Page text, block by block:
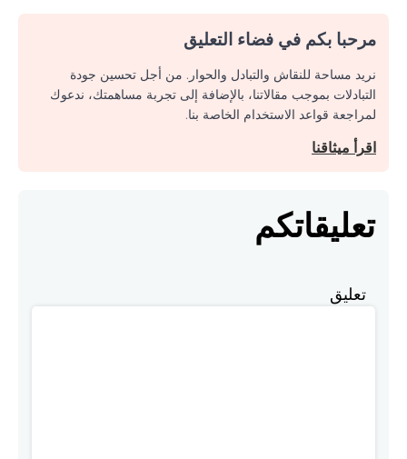
مرحبا بكم في فضاء التعليق
نريد مساحة للنقاش والتبادل والحوار. من أجل تحسين جودة
التبادلات بموجب مقالاتنا، بالإضافة إلى تجربة مساهمتك، ندعوك
لمراجعة قواعد الاستخدام الخاصة بنا.
اقرأ ميثاقنا
تعليقاتكم
تعليق